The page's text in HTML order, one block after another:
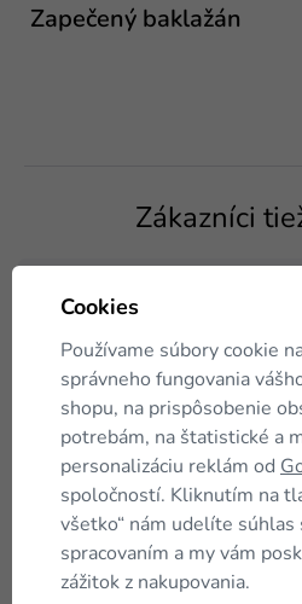
Zapečený baklažán
Zákazníci
TIP
Keto diéta na 1 týždeň -
ZVÝHODNENÝ balíček
Cookies
Používame súbory cookie
správneho fungovania
shopu, na prispôsobenie
potrebám, na štatistické a
personalizáciu reklám od
spoločností. Kliknutím na
všetko“ nám udelíte súhlas
spracovaním a my vám
zážitok z nakupovania.